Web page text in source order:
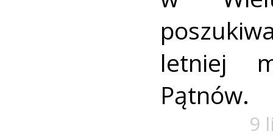
letniej
Pątnów.
9